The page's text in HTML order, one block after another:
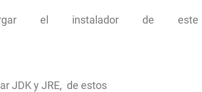
el instalador de este
JDK y JRE, de estos